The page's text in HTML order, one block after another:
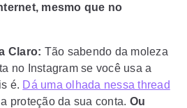
mesmo que no
Claro: Tão sabendo da moleza
no Instagramse você usa a
é. Dá uma olhada nessa thread
proteção da sua conta. Ou